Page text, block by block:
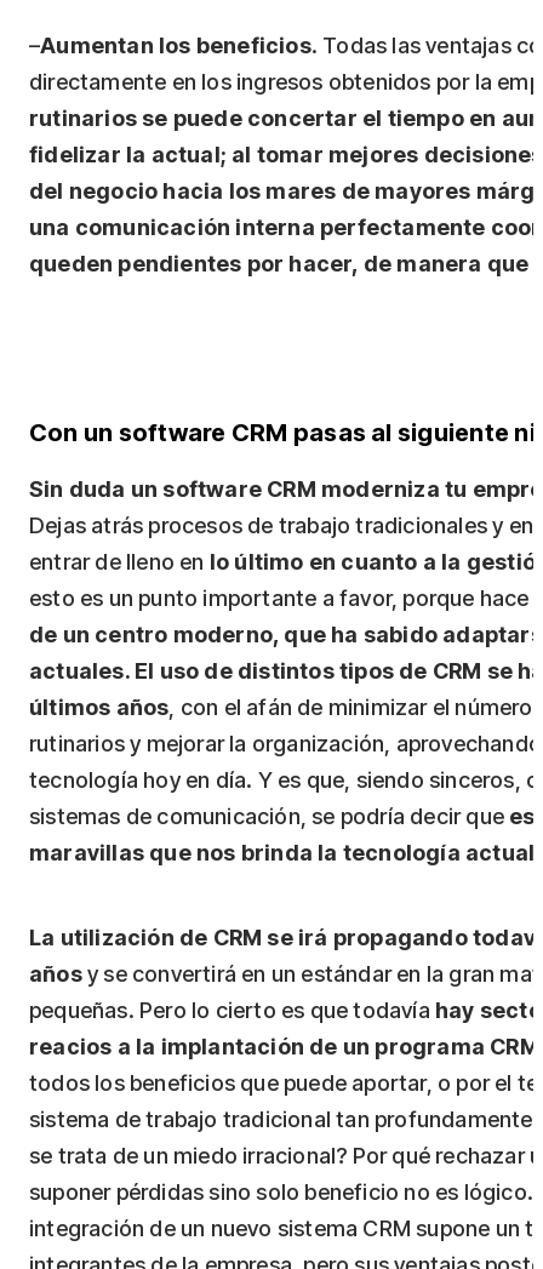
–Aumentan los beneficios. Todas las ventajas
directamente en los ingresos obtenidos por la
rutinarios se puede concertar el tiempo en
fidelizar la actual; al tomar mejores
del negocio hacia los mares de mayores
una comunicación interna perfectamente
queden pendientes por hacer, de manera
Con un software CRM pasas al siguiente
Sin duda un software CRM moderniza tu
Dejas atrás procesos de trabajo tradicionales y
entrar de lleno en lo último en cuanto a la
esto es un punto importante a favor, porque hace
de un centro moderno, que ha sabido
actuales. El uso de distintos tipos de CRM se
últimos años , con el afán de minimizar el
rutinarios y mejorar la organización,
tecnología hoy en día. Y es que, siendo sinceros,
sistemas de comunicación, se podría decir que es
maravillas que nos brinda la tecnología actual
La utilización de CRM se irá propagando
añosy se convertirá en un estándar en la gran
pequeñas. Pero lo cierto es que todavía hay
reacios a la implantación de un programa CRM
todos los beneficios que puede aportar, o por el
sistema de trabajo tradicional tan profundamente
se trata de un miedo irracional? Por qué rechazar
suponer pérdidas sino solo beneficio no es lógico.
integración de un nuevo sistema CRM supone un